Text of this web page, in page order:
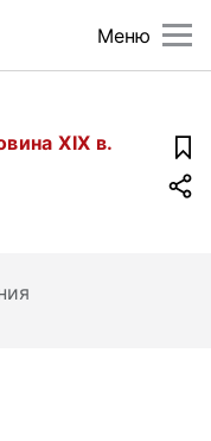
Меню
XIX в.